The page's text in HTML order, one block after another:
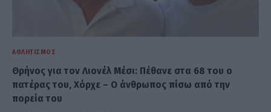
ΑΘΛΗΤΙΣΜΌΣ
Θρήνος για τον Λιονέλ Μέσι: Πέθανε στα 68 του ο
πατέρας του, Χόρχε – Ο άνθρωπος πίσω από την
πορεία του